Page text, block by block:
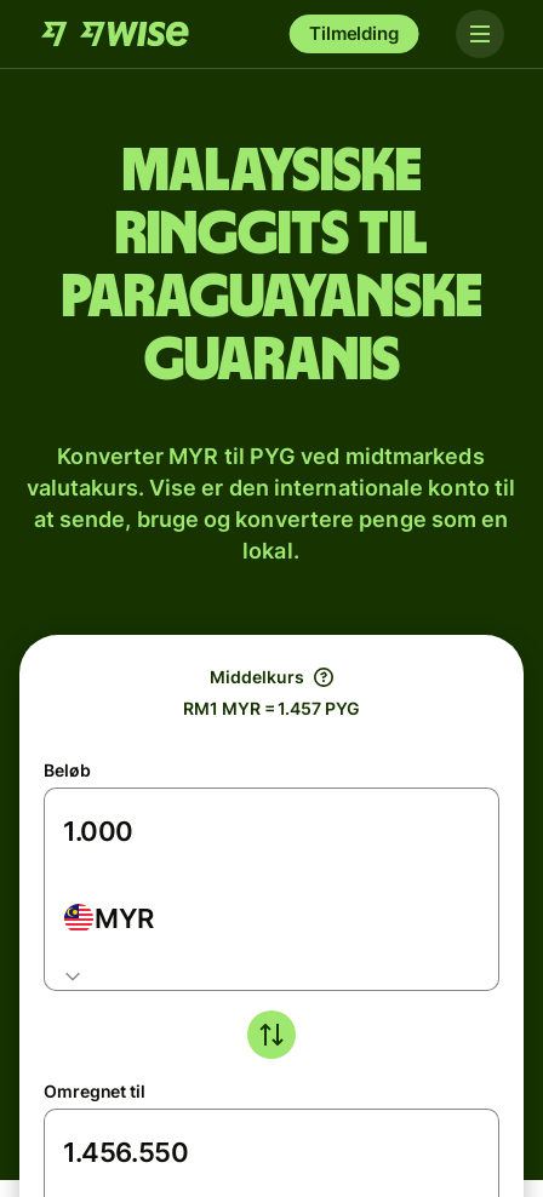
Tilmelding
Malaysiske
ringgits til
paraguayanske
guaranis
Konverter MYR til PYG ved midtmarkeds
valutakurs. Vise er den internationale konto til
at sende, bruge og konvertere penge som en
lokal.
Middelkurs
RM1 MYR = 1.457 PYG
Beløb
MYR
Omregnet til